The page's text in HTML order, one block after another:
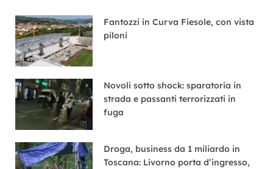
Fantozzi in Curva Fiesole, con vista
piloni
Novoli sotto shock: sparatoria in
strada e passanti terrorizzati in
fuga
Droga, business da 1 miliardo in
Toscana: Livorno porta d’ingresso,